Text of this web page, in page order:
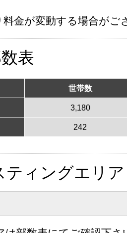
金が変動する場合がご
表
世帯数
3,180
242
ティングエリア